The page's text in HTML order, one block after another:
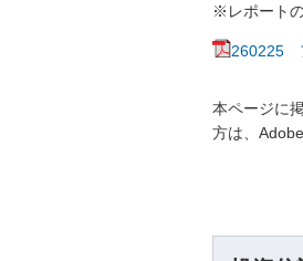
※レポート
260225
本ページに
方は、